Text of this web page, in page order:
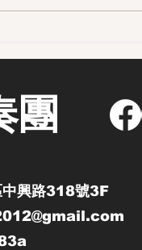
街區 - 老嘉
團
興路318號3F